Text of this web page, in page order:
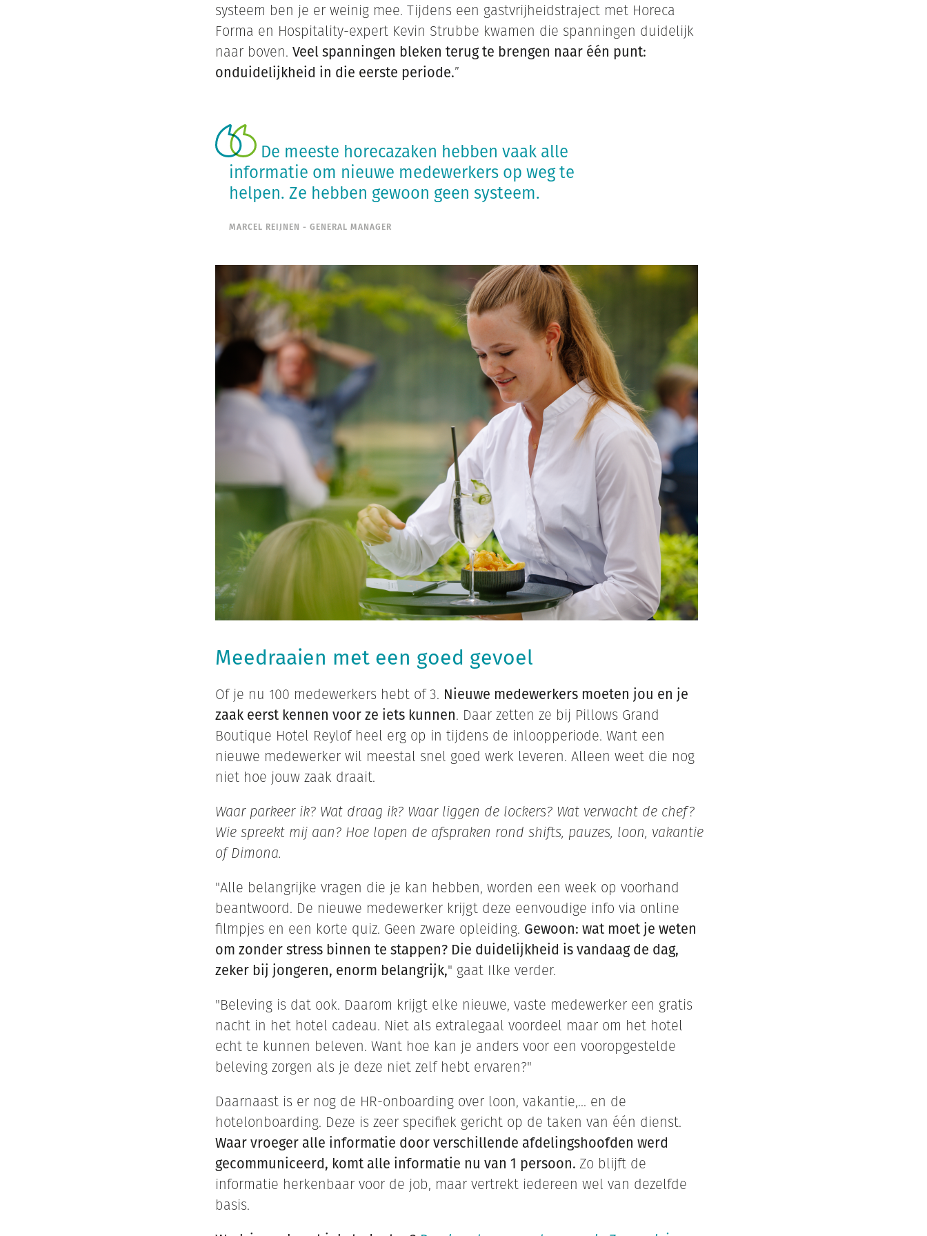
systeem ben je er weinig mee. Tijdens een gastvrijheidstraject met Horeca
Forma en Hospitality-expert Kevin Strubbe kwamen die spanningen duidelijk
naar boven. Veel spanningen bleken terug te brengen naar één punt:
onduidelijkheid in die eerste periode.”
De meeste horecazaken hebben vaak alle
informatie om nieuwe medewerkers op weg te
helpen. Ze hebben gewoon geen systeem.
MARCEL REIJNEN - GENERAL MANAGER
Meedraaien met een goed gevoel
Of je nu 100 medewerkers hebt of 3. Nieuwe medewerkers moeten jou en je
zaak eerst kennen voor ze iets kunnen. Daar zetten ze bij Pillows Grand
Boutique Hotel Reylof heel erg op in tijdens de inloopperiode. Want een
nieuwe medewerker wil meestal snel goed werk leveren. Alleen weet die nog
niet hoe jouw zaak draait.
Waar parkeer ik? Wat draag ik? Waar liggen de lockers? Wat verwacht de chef?
Wie spreekt mij aan? Hoe lopen de afspraken rond shifts, pauzes, loon, vakantie
of Dimona.
"Alle belangrijke vragen die je kan hebben, worden een week op voorhand
beantwoord. De nieuwe medewerker krijgt deze eenvoudige info via online
filmpjes en een korte quiz. Geen zware opleiding. Gewoon: wat moet je weten
om zonder stress binnen te stappen? Die duidelijkheid is vandaag de dag,
zeker bij jongeren, enorm belangrijk," gaat Ilke verder.
"Beleving is dat ook. Daarom krijgt elke nieuwe, vaste medewerker een gratis
nacht in het hotel cadeau. Niet als extralegaal voordeel maar om het hotel
echt te kunnen beleven. Want hoe kan je anders voor een vooropgestelde
beleving zorgen als je deze niet zelf hebt ervaren?"
Daarnaast is er nog de HR-onboarding over loon, vakantie,... en de
hotelonboarding. Deze is zeer specifiek gericht op de taken van één dienst.
Waar vroeger alle informatie door verschillende afdelingshoofden werd
gecommuniceerd, komt alle informatie nu van 1 persoon. Zo blijft de
informatie herkenbaar voor de job, maar vertrekt iedereen wel van dezelfde
basis.